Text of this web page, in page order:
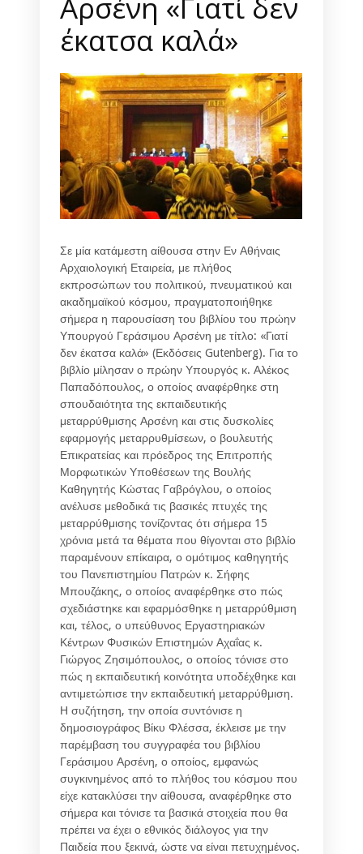
έκατσα καλά»
Σε μία κατάμεστη αίθουσα στην Εν Αθήναις
Αρχαιολογική Εταιρεία, με πλήθος
εκπροσώπων του πολιτικού, πνευματικού και
ακαδημαϊκού κόσμου, πραγματοποιήθηκε
σήμερα η παρουσίαση του βιβλίου του πρώην
Υπουργού Γεράσιμου Αρσένη με τίτλο: «Γιατί
δεν έκατσα καλά» (Εκδόσεις Gutenberg). Για το
βιβλίο μίλησαν ο πρώην Υπουργός κ. Αλέκος
Παπαδόπουλος, ο οποίος αναφέρθηκε στη
σπουδαιότητα της εκπαιδευτικής
μεταρρύθμισης Αρσένη και στις δυσκολίες
εφαρμογής μεταρρυθμίσεων, ο βουλευτής
Επικρατείας και πρόεδρος της Επιτροπής
Μορφωτικών Υποθέσεων της Βουλής
Καθηγητής Κώστας Γαβρόγλου, ο οποίος
ανέλυσε μεθοδικά τις βασικές πτυχές της
μεταρρύθμισης τονίζοντας ότι σήμερα 15
χρόνια μετά τα θέματα που θίγονται στο βιβλίο
παραμένουν επίκαιρα, ο ομότιμος καθηγητής
του Πανεπιστημίου Πατρών κ. Σήφης
Μπουζάκης, ο οποίος αναφέρθηκε στο πώς
σχεδιάστηκε και εφαρμόσθηκε η μεταρρύθμιση
και, τέλος, ο υπεύθυνος Εργαστηριακών
Κέντρων Φυσικών Επιστημών Αχαΐας κ.
Γιώργος Ζησιμόπουλος, ο οποίος τόνισε στο
πώς η εκπαιδευτική κοινότητα υποδέχθηκε και
αντιμετώπισε την εκπαιδευτική μεταρρύθμιση.
Η συζήτηση, την οποία συντόνισε η
δημοσιογράφος Βίκυ Φλέσσα, έκλεισε με την
παρέμβαση του συγγραφέα του βιβλίου
Γεράσιμου Αρσένη, ο οποίος, εμφανώς
συγκινημένος από το πλήθος του κόσμου που
είχε κατακλύσει την αίθουσα, αναφέρθηκε στο
σήμερα και τόνισε τα βασικά στοιχεία που θα
πρέπει να έχει ο εθνικός διάλογος για την
Παιδεία που ξεκινά, ώστε να είναι πετυχημένος.